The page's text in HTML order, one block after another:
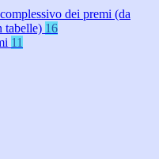
dei premi (da
tabelle) 16
11